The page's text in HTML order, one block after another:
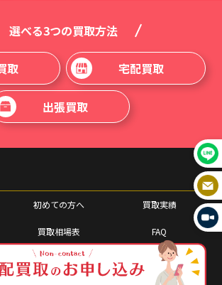
選べる3つの買取方法
取 宅配買取
出張買取
初めての方へ 買取実績
買取相場表 FAQ
プライバシーポリシー 古物営業法に基づく表示